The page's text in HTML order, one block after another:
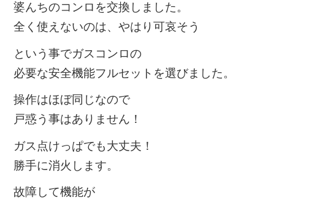
婆んちのコンロを交換しました。
全く使えないのは、やはり可哀そう
という事でガスコンロの
必要な安全機能フルセットを選びました。
操作はほぼ同じなので
戸惑う事はありません！
ガス点けっぱでも大丈夫！
勝手に消火します。
故障して機能が